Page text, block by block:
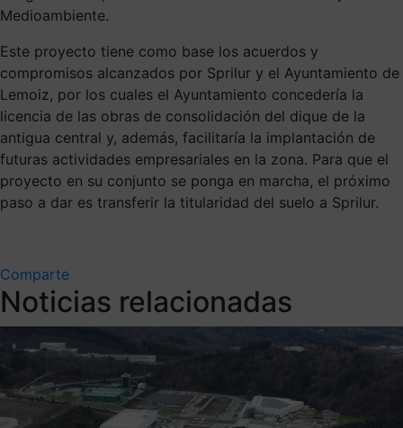
Medioambiente.
Este proyecto tiene como base los acuerdos y
compromisos alcanzados por Sprilur y el Ayuntamiento de
Lemoiz, por los cuales el Ayuntamiento concedería la
licencia de las obras de consolidación del dique de la
antigua central y, además, facilitaría la implantación de
futuras actividades empresariales en la zona. Para que el
proyecto en su conjunto se ponga en marcha, el próximo
paso a dar es transferir la titularidad del suelo a Sprilur.
Comparte
Noticias relacionadas